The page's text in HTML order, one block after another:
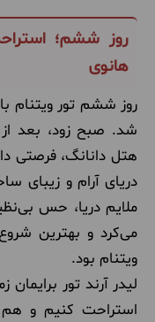
روز ششم؛
هانوی
روز ششم تور ویتنام با
شد. صبح زود، بعد
هتل دانانگ، فرصتی
دریای آرام و زیبای
ملایم دریا، حس
می‌کرد و بهترین
ویتنام بود.
لیدر آرند تور
استراحت کنیم و هم